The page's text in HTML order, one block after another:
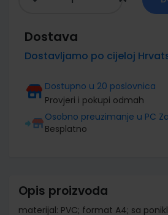
Dostava
Dostavljamo po cijeloj
Dostupno u 20 poslovnica
Provjeri i pokupi odmah
Osobno preuzimanje u PC
Besplatno
Opis proizvoda
materijal: PVC; format A4; sa